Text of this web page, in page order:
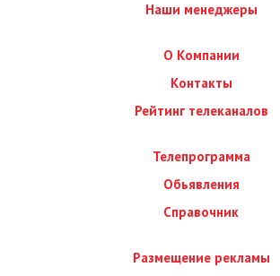
Наши менеджеры
О Компании
Контакты
Рейтинг телеканалов
Телепрограмма
Обьявления
Справочник
Размещение рекламы